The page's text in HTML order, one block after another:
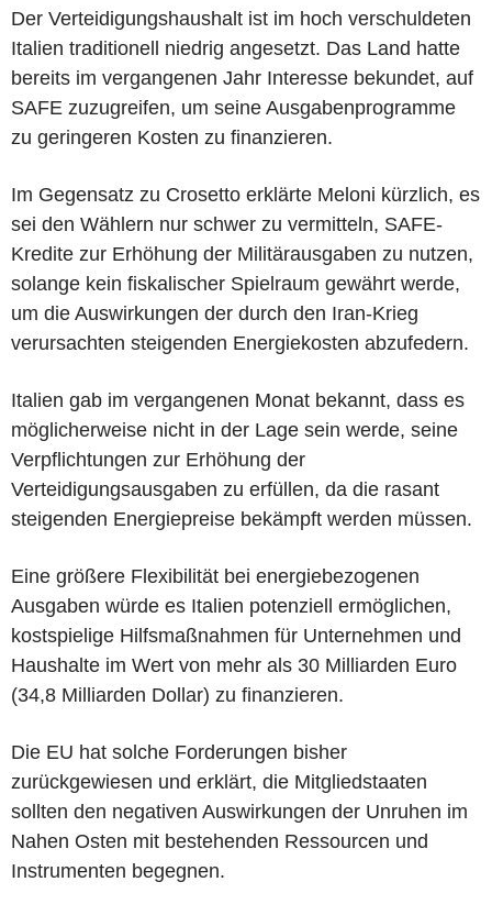
Der Verteidigungshaushalt ist im hoch verschuldeten
Italien traditionell niedrig angesetzt. Das Land hatte
bereits im vergangenen Jahr Interesse bekundet, auf
SAFE zuzugreifen, um seine Ausgabenprogramme
zu geringeren Kosten zu finanzieren.
Im Gegensatz zu Crosetto erklärte Meloni kürzlich, es
sei den Wählern nur schwer zu vermitteln, SAFE-
Kredite zur Erhöhung der Militärausgaben zu nutzen,
solange kein fiskalischer Spielraum gewährt werde,
um die Auswirkungen der durch den Iran-Krieg
verursachten steigenden Energiekosten abzufedern.
Italien gab im vergangenen Monat bekannt, dass es
möglicherweise nicht in der Lage sein werde, seine
Verpflichtungen zur Erhöhung der
Verteidigungsausgaben zu erfüllen, da die rasant
steigenden Energiepreise bekämpft werden müssen.
Eine größere Flexibilität bei energiebezogenen
Ausgaben würde es Italien potenziell ermöglichen,
kostspielige Hilfsmaßnahmen für Unternehmen und
Haushalte im Wert von mehr als 30 Milliarden Euro
(34,8 Milliarden Dollar) zu finanzieren.
Die EU hat solche Forderungen bisher
zurückgewiesen und erklärt, die Mitgliedstaaten
sollten den negativen Auswirkungen der Unruhen im
Nahen Osten mit bestehenden Ressourcen und
Instrumenten begegnen.